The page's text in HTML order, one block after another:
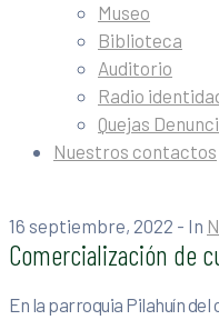
Museo
Biblioteca
Auditorio
Radio
Quejas
Nuestros contactos
16 septiembre, 2022 - In
Comercialización de
En la parroquia Pilahuín